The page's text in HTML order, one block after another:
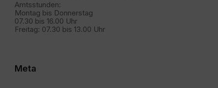
Amtsstunden:
Montag bis Donnerstag
07.30 bis 16.00 Uhr
Freitag: 07.30 bis 13.00 Uhr
Meta